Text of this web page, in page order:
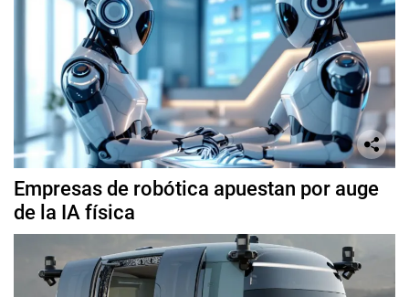
Empresas de robótica apuestan por auge
de la IA física